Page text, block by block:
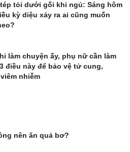
tỏi dưới gối khi ngủ: Sáng hôm
kỳ diệu xảy ra ai cũng muốn
làm chuyện ấy, phụ nữ cần làm
điều này để bảo vệ tử cung,
nhiễm
nên ăn quả bơ?